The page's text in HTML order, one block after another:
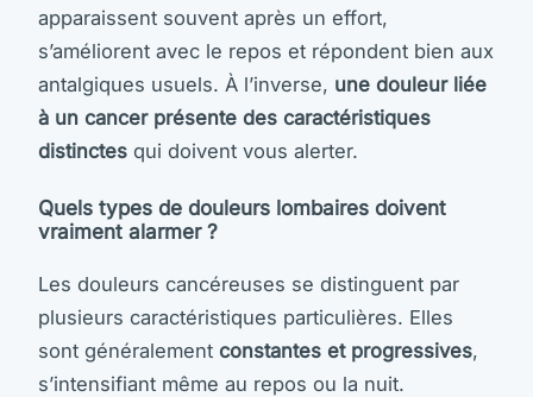
apparaissent souvent après un effort,
s’améliorent avec le repos et répondent bien aux
antalgiques usuels. À l’inverse, une douleur liée
à un cancer présente des caractéristiques
distinctes qui doivent vous alerter.
Quels types de douleurs lombaires doivent
vraiment alarmer ?
Les douleurs cancéreuses se distinguent par
plusieurs caractéristiques particulières. Elles
sont généralement constantes et progressives,
s’intensifiant même au repos ou la nuit.